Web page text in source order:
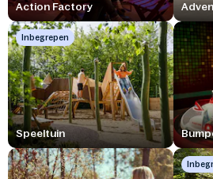
Action Factory
Inbegrepen
Speeltuin